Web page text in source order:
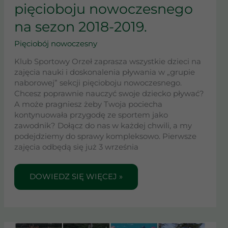
pięcioboju nowoczesnego
na sezon 2018-2019.
Pięciobój nowoczesny
Klub Sportowy Orzeł zaprasza wszystkie dzieci na
zajęcia nauki i doskonalenia pływania w „grupie
naborowej” sekcji pięcioboju nowoczesnego.
Chcesz poprawnie nauczyć swoje dziecko pływać?
A może pragniesz żeby Twoja pociecha
kontynuowała przygodę ze sportem jako
zawodnik? Dołącz do nas w każdej chwili, a my
podejdziemy do sprawy kompleksowo. Pierwsze
zajęcia odbędą się już 3 września
I
MŁODZIEŻY.
NABÓR
SEKCJI
PIĘCIOBOJU
NOWOCZESNEGO
SEZON
2018-
2019.
DOWIEDZ SIĘ WIĘCEJ »